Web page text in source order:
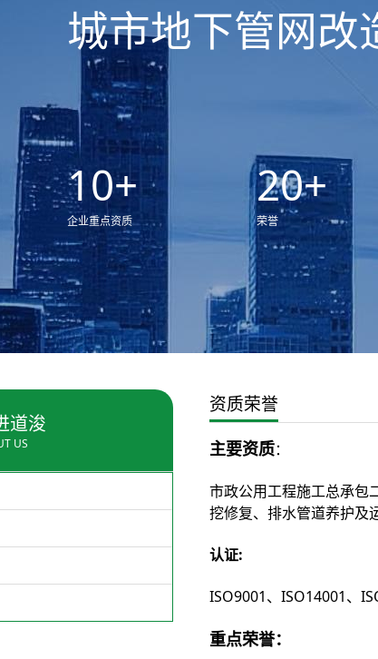
城市地下管网改
10+
企业重点资质
20+
荣誉
道浚
US
资质荣誉
主要资质：
市政公用工程施工总承包
挖修复、排水管道养护及
认证:
ISO9001、ISO14001、
重点荣誉：